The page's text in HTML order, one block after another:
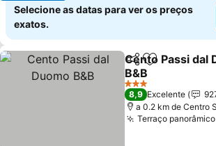
Selecione as datas para ver os preços
exatos.
PartilharAdicionar
Cento Passi dal
B&B
3 Estrelas
8,9 Excelente
a 0.2 km de Centro
Terraço